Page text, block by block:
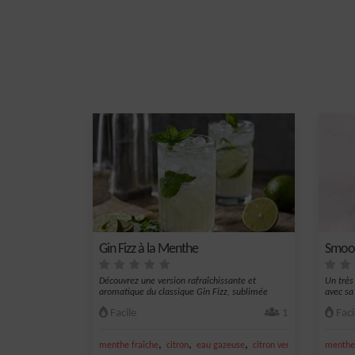
Gin Fizz à la Menthe
Découvrez une version rafraîchissante et
aromatique du classique Gin Fizz, sublimée
Facile 1
menthe fraîche, citron, eau gazeuse, citron vert frais jus de
Un
avec